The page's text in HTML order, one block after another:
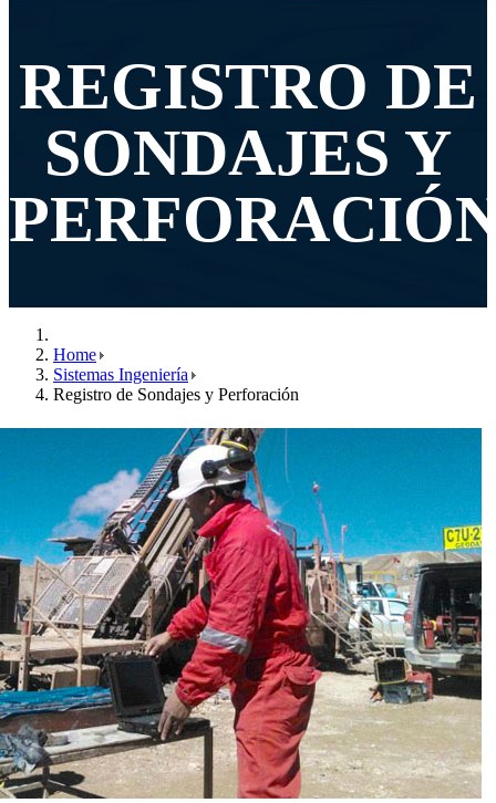
REGISTRO DE
SONDAJES Y
Home
Sistemas Ingeniería
Registro de Sondajes y Perforación